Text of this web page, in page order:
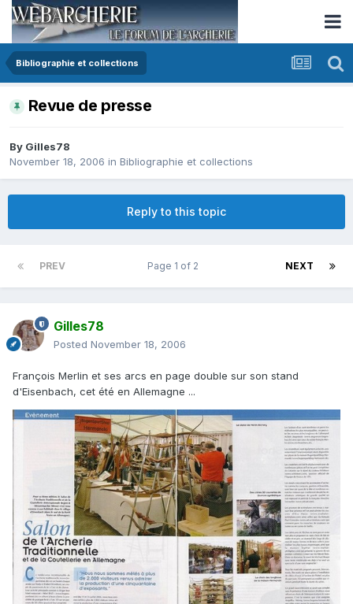
Bibliographie et collections
Revue de presse
By Gilles78
November 18, 2006 in Bibliographie et collections
Reply to this topic
PREV NEXT
Page 1 of 2
Gilles78
Posted November 18, 2006
François Merlin et ses arcs en page double sur son stand
d'Eisenbach, cet été en Allemagne ...